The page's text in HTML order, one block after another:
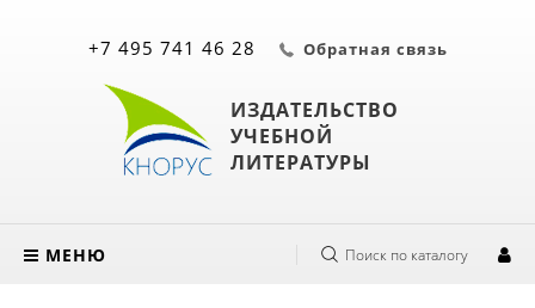
ИЗДАТЕЛЬСТВО
УЧЕБНОЙ
ЛИТЕРАТУРЫ
+7 495 741 46 28 Обратная связь
МЕНЮ Поиск по каталогу